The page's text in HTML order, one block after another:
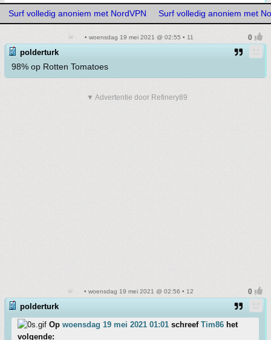
Surf volledig anoniem met NordVPN Surf volledig anoniem met
• woensdag 19 mei 2021 @ 02:55 • 11
polderturk
98% op Rotten Tomatoes
▼ Advertentie door Refinery89
• woensdag 19 mei 2021 @ 02:56 • 12
polderturk
Op woensdag 19 mei 2021 01:01 schreef Tim86 het
volgende: